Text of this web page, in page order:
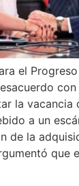
el
la vacancia
a un
de la
que